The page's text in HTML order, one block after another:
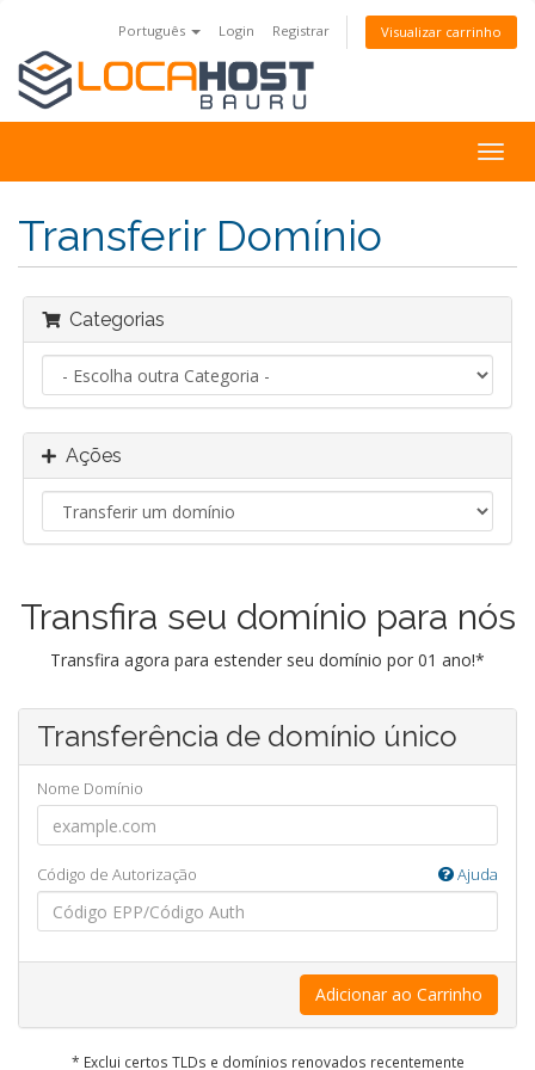
Português Login Registrar Visualizar carrinho
Transferir Domínio
Categorias
Ações
Transfira seu domínio para nós
Transfira agora para estender seu domínio por 01 ano!*
Transferência de domínio único
Nome Domínio
Código de Autorização Ajuda
Adicionar ao Carrinho
* Exclui certos TLDs e domínios renovados recentemente